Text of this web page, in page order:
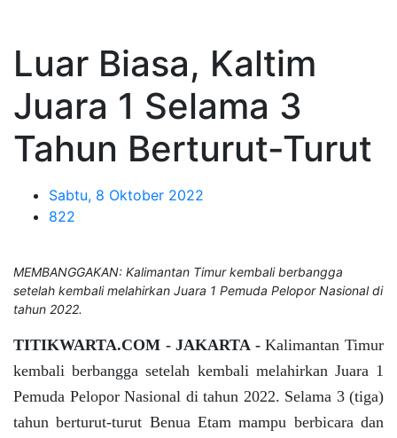
Luar Biasa, Kaltim
Juara 1 Selama 3
Tahun Berturut-Turut
Sabtu, 8 Oktober 2022
822
MEMBANGGAKAN: Kalimantan Timur kembali berbangga
setelah kembali melahirkan Juara 1 Pemuda Pelopor Nasional di
tahun 2022.
TITIKWARTA.COM - JAKARTA -Kalimantan Timur
kembali berbangga setelah kembali melahirkan Juara 1
Pemuda Pelopor Nasional di tahun 2022. Selama 3 (tiga)
tahun berturut-turut Benua Etam mampu berbicara dan